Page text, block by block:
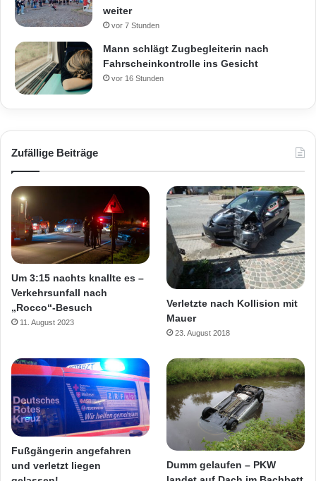
weiter
vor 7 Stunden
Mann schlägt Zugbegleiterin nach
Fahrscheinkontrolle ins Gesicht
vor 16 Stunden
Zufällige Beiträge
Um 3:15 nachts knallte es –
Verkehrsunfall nach
„Rocco“-Besuch
11. August 2023
Verletzte nach Kollision mit
Mauer
23. August 2018
Fußgängerin angefahren
und verletzt liegen
Dumm gelaufen – PKW